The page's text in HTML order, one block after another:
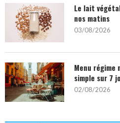
Le lait
nos matins
03/08/2026
Menu régime
simple sur 7
02/08/2026